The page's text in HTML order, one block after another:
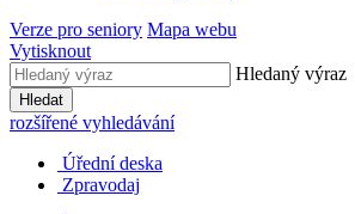
Verze pro seniory Mapa webu
Vytisknout
Hledaný výraz
Hledat
rozšířené vyhledávání
Úřední deska
Zpravodaj